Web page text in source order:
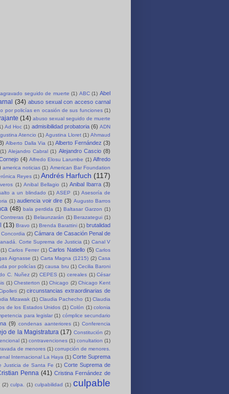
seguido de muerte (1) ABC (1) Abel
(34) abuso sexual con acceso carnal
por policías en ocasión de sus funciones (1)
(14) abuso sexual seguido de muerte
Ad Hoc (1) admisibilidad probatoria (6) ADN
Atencio (1) Agustina Lloret (1) Ahmaud
Alberto Dalla Via (1) Alberto Fernández (3)
(1) Alejandro Cabral (1) Alejandro Cascio (8)
(4) Alfredo Elosu Larumbe (1) Alfredo
america noticias (1) American Bar Foundation
Reyes (1) Andrés Harfuch (117)
(1) Anibal Bellagio (1) Anibal Ibarra (3)
a un blindado (1) ASEP (1) Asesoría de
(1) audiencia voir dire (3) Augusto Barros
(48) bala perdida (1) Baltasar Garzon (1)
(1) Belaunzarán (1) Berazategui (1)
(13) Bravo (1) Brenda Barattini (1) brutalidad
(2) Cámara de Casación Penal de
Corte Suprema de Justicia (1) Canal V
(1) Carlos Ferrer (1) Carlos Natiello (5) Carlos
Aignasse (1) Carta Magna (1215) (2) Casa
por policías (2) causa bru (1) Cecilia Baroni
C. Nuñez (2) CEPES (1) cereales (1) César
(1) Chesterton (1) Chicago (2) Chicago Kent
(2) circunstancias extraordinarias de
Mizawak (1) Claudia Pachecho (1) Claudia
de los Estados Unidos (1) Colón (1) colonia
para legislar (1) cómplice secundario
(9) condenas aanteriores (1) Conferencia
de la Magistratura (17) Constitución (2)
(1) contravenciones (1) conultation (1)
de menores (1) corrupción de menores.
Internacional La Haya (1) Corte Suprema
Justicia de Santa Fe (1) Corte Suprema de
Penna (41) Cristina Fernández de
(2) culpa. (1) culpabilidad (1) culpable